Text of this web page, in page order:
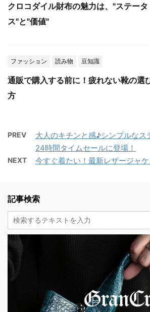
クロコダイル財布の魅力は、"ステータ
ス"と"価値"
ファッション 読み物 豆知識
通販で購入する前に！疲れない靴の選
方
PREV
大人のキチンと感♪シンプルなス
24時間タイムセールに登場！
NEXT 今すぐ着たい！最新レザージャケ
記事検索